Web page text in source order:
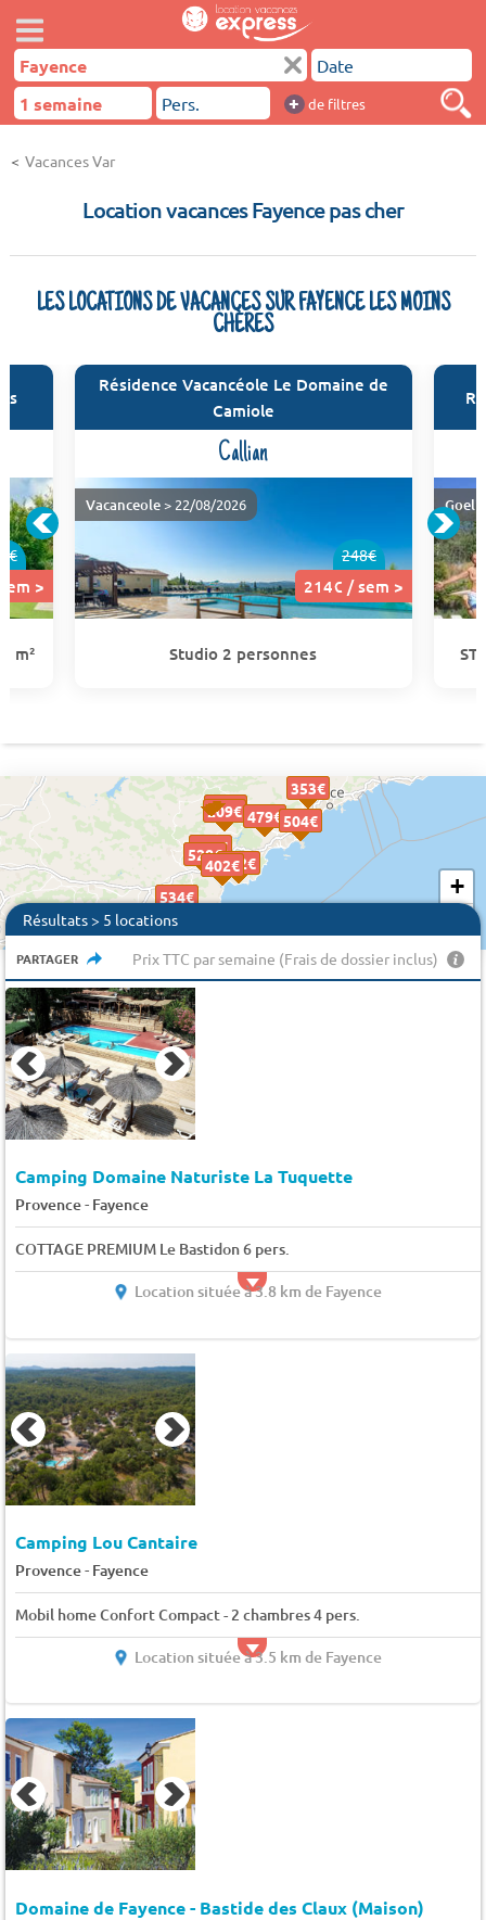
+ de filtres
Vacances Var
Location vacances Fayence pas cher
LES LOCATIONS DE VACANCES SUR FAYENCE LES MOINS
CHÈRES
>
m²
Résidence Vacancéole Le Domaine de
Camiole
Callian
248€
214€ / sem >
Vacanceole> 22/08/2026
Studio 2 personnes
Goelia
504€
214€
452€
353€
402€
209€
511€
528€
534€
479€504€
214€
452€
353€
402€
209€
511€
528€
534€
479€504€
+
Résultats > 5 locations
PARTAGER Prix TTC par semaine (Frais de dossier inclus)
Camping Domaine Naturiste La Tuquette
Provence- Fayence
COTTAGE PREMIUM Le Bastidon 6 pers.
Location située à 3.8 km de Fayence
Camping Lou Cantaire
Provence- Fayence
Mobil home Confort Compact - 2 chambres 4 pers.
Location située à 3.5 km de Fayence
Domaine de Fayence - Bastide des Claux (Maison)